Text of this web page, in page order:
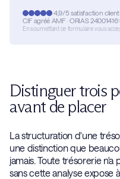
4,9/5 satisfaction client
CIF agréé AMF · ORIAS 24001416
En soumettant ce formulaire vous
Distinguer trois
avant de placer
La structuration d'une
une distinction que
jamais. Toute trésorerie
sans cette analyse expose